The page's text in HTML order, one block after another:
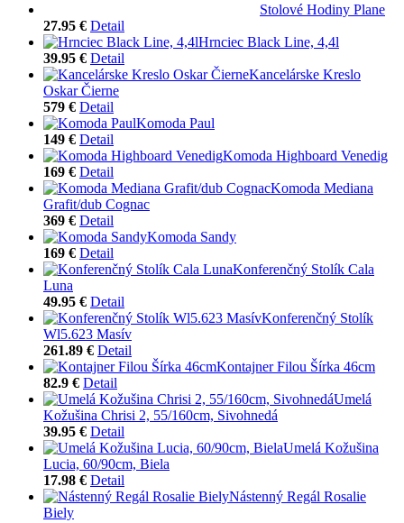
Stolové Hodiny Plane
27.95 € Detail
Hrnciec Black Line, 4,4l
39.95 € Detail
Kancelárske Kreslo
Oskar Čierne
579 € Detail
Komoda Paul
149 € Detail
Komoda Highboard Venedig
169 € Detail
Komoda Mediana
Grafit/dub Cognac
369 € Detail
Komoda Sandy
169 € Detail
Konferenčný Stolík Cala
Luna
49.95 € Detail
Konferenčný Stolík
Wl5.623 Masív
261.89 € Detail
Kontajner Filou Šírka 46cm
82.9 € Detail
Umelá
Kožušina Chrisi 2, 55/160cm, Sivohnedá
39.95 € Detail
Umelá Kožušina
Lucia, 60/90cm, Biela
17.98 € Detail
Nástenný Regál Rosalie
Biely